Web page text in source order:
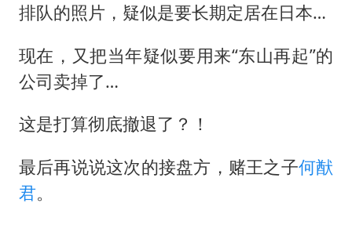
排队的照片，疑似是要长期定居在日本…
现在，又把当年疑似要用来“东山再起”的
公司卖掉了…
这是打算彻底撤退了？！
最后再说说这次的接盘方，赌王之子何猷
君。